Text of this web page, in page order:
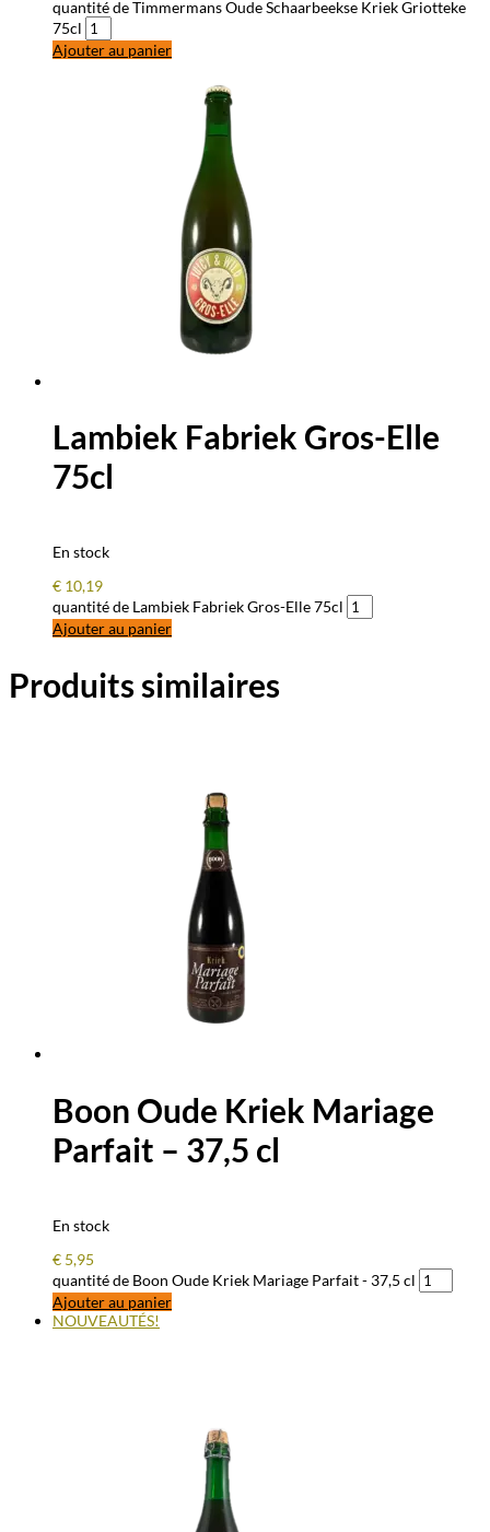
quantité de Timmermans Oude Schaarbeekse Kriek Griotteke
75cl
Ajouter au panier
Lambiek Fabriek Gros-Elle
75cl
En stock
€ 10,19
quantité de Lambiek Fabriek Gros-Elle 75cl
Ajouter au panier
Produits similaires
Boon Oude Kriek Mariage
Parfait – 37,5 cl
En stock
€ 5,95
quantité de Boon Oude Kriek Mariage Parfait - 37,5 cl
Ajouter au panier
NOUVEAUTÉS!